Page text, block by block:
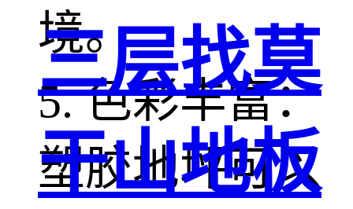
境。
5. 色彩丰富：
塑胶地坪可以
三层找莫
干山地板